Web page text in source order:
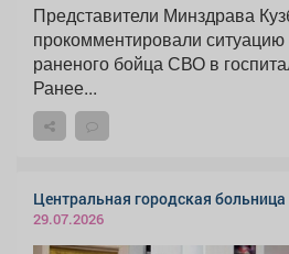
Представители Минздрава
прокомментировали
раненого бойца СВО в
Ранее...
Центральная городская больница
29.07.2026